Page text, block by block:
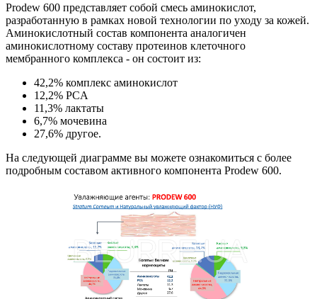
Prodew 600 представляет собой смесь аминокислот,
разработанную в рамках новой технологии по уходу за кожей.
Аминокислотный состав компонента аналогичен
аминокислотному составу протеинов клеточного
мембранного комплекса - он состоит из:
42,2% комплекс аминокислот
12,2% PCA
11,3% лактаты
6,7% мочевина
27,6% другое.
На следующей диаграмме вы можете ознакомиться с более
подробным составом активного компонента Prodew 600.